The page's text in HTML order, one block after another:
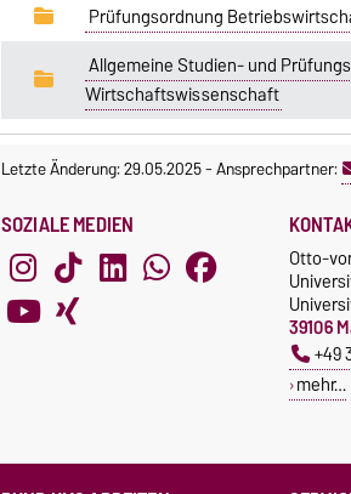
Prüfungsordnung
Allgemeine Studien- und
Wirtschaftswissenschaft
Letzte Änderung: 29.05.2025-Ansprechpartner:
SOZIALE MEDIEN
Otto-
39106
+49
mehr…